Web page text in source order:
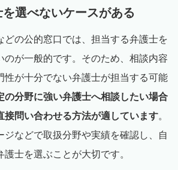
選べないケースがある
どの公的窓口では、担当する弁護士を
のが一般的です。そのため、相談内容
性が十分でない弁護士が担当する可能
の分野に強い弁護士へ相談したい場合
接問い合わせる方法が適しています。
ジなどで取扱分野や実績を確認し、自
士を選ぶことが大切です。